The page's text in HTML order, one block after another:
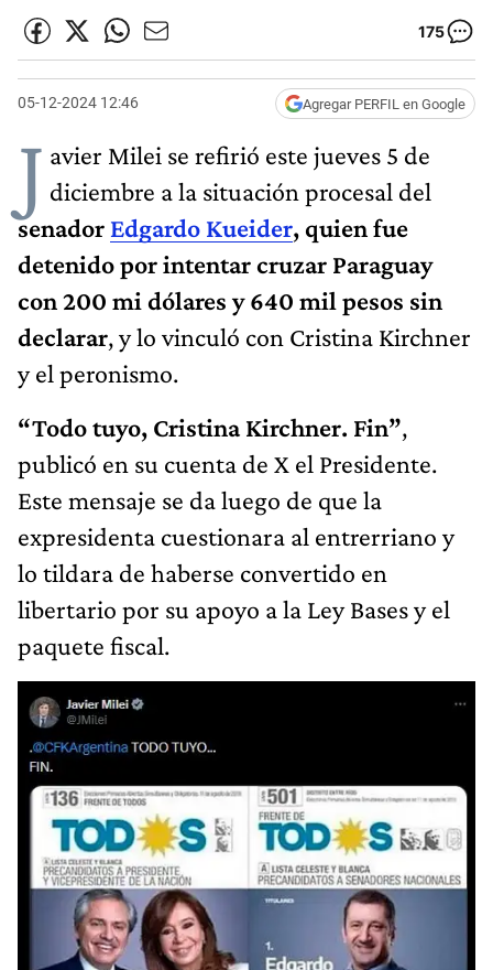
175
05-12-2024 12:46 Agregar PERFIL en Google
J avier Milei se refirió este jueves 5 de
diciembre a la situación procesal del
senador Edgardo Kueider, quien fue
detenido por intentar cruzar Paraguay
con 200 mi dólares y 640 mil pesos sin
declarar, y lo vinculó con Cristina Kirchner
y el peronismo.
“Todo tuyo, Cristina Kirchner. Fin”,
publicó en su cuenta de X el Presidente.
Este mensaje se da luego de que la
expresidenta cuestionara al entrerriano y
lo tildara de haberse convertido en
libertario por su apoyo a la Ley Bases y el
paquete fiscal.